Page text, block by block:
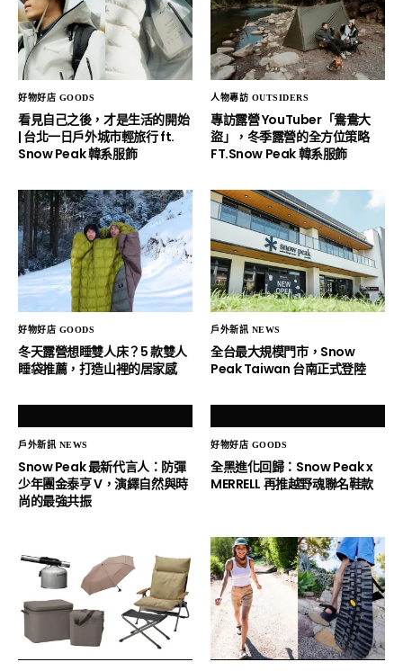
好物好店 GOODS
看見自己之後，才是生活的開始
| 台北一日戶外城市輕旅行 ft.
Snow Peak 韓系服飾
人物專訪 OUTSIDERS
專訪露營 YouTuber「鴦鴦大
盜」，冬季露營的全方位策略
FT.Snow Peak 韓系服飾
好物好店 GOODS
冬天露營想睡雙人床？5 款雙人
睡袋推薦，打造山裡的居家感
戶外新訊 NEWS
全台最大規模門市，Snow
Peak Taiwan 台南正式登陸
戶外新訊 NEWS
Snow Peak 最新代言人：防彈
少年團金泰亨 V，演繹自然與時
尚的最強共振
好物好店 GOODS
全黑進化回歸：Snow Peak x
MERRELL 再推越野魂聯名鞋款